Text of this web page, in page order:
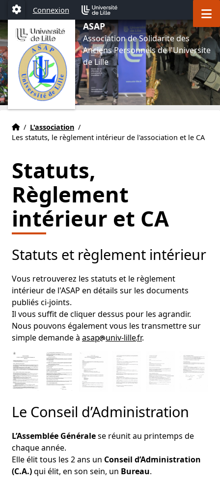
Aller au menu
Aller au contenu
Aller au pied de page
Paramétrage
Connexion
ASAP
Association de Solidarite des
Anciens Personnels de l'Universite
de Lille
Accueil
Accueil
/ L'association /
Les statuts, le règlement intérieur de l'association et le CA
Statuts,
Règlement
intérieur et CA
Statuts et règlement intérieur
Vous retrouverez les statuts et le règlement
intérieur de l'ASAP en détails sur les documents
publiés ci-joints.
Il vous suffit de cliquer dessus pour les agrandir.
Nous pouvons également vous les transmettre sur
simple demande à asap univ-lillefr.
Le Conseil d’Administration
L’Assemblée Généralese réunit au printemps de
chaque année.
Elle élit tous les 2 ans un Conseil d’Administration
(C.A.)qui élit, en son sein, un Bureau.